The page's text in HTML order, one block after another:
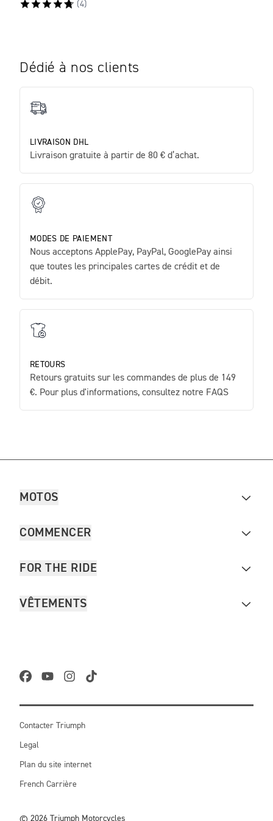
(4)
Dédié à nos clients
LIVRAISON DHL
Livraison gratuite à partir de 80 € d’achat.
MODES DE PAIEMENT
Nous acceptons ApplePay, PayPal, GooglePay ainsi
que toutes les principales cartes de crédit et de
débit.
RETOURS
Retours gratuits sur les commandes de plus de 149
€. Pour plus d'informations, consultez notre FAQS
MOTOS
COMMENCER
FOR THE RIDE
VÊTEMENTS
Contacter Triumph
Legal
Plan du site internet
French Carrière
© 2026 Triumph Motorcycles